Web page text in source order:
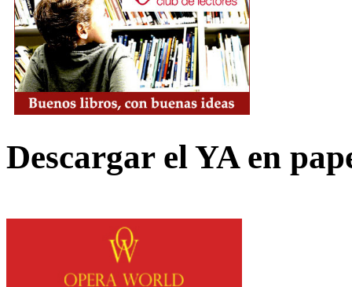
Descargar el YA en